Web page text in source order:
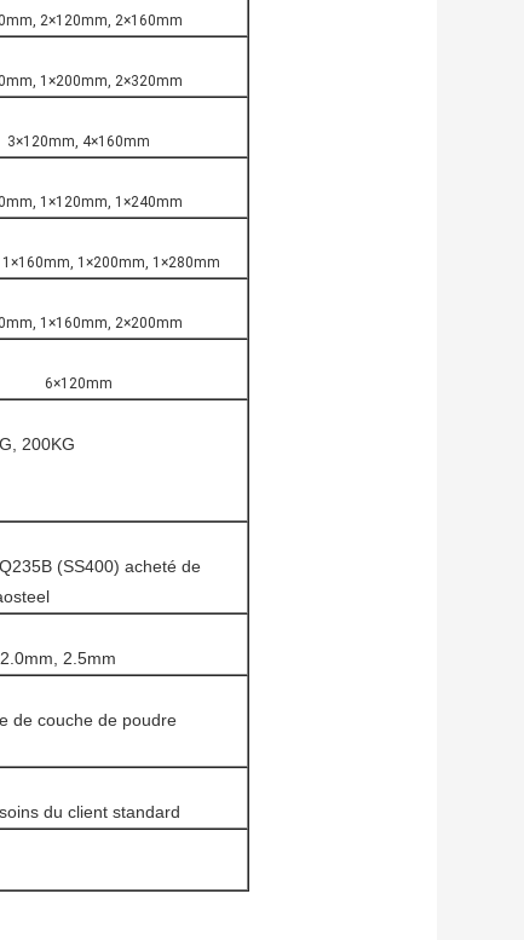
2×120mm, 2×160mm
1×200mm, 2×320mm
3×120mm, 4×160mm
1×120mm, 1×240mm
1×200mm, 1×280mm
1×160mm, 2×200mm
6×120mm
200KG
(SS400) acheté de
2.5mm
de couche de poudre
du client standard